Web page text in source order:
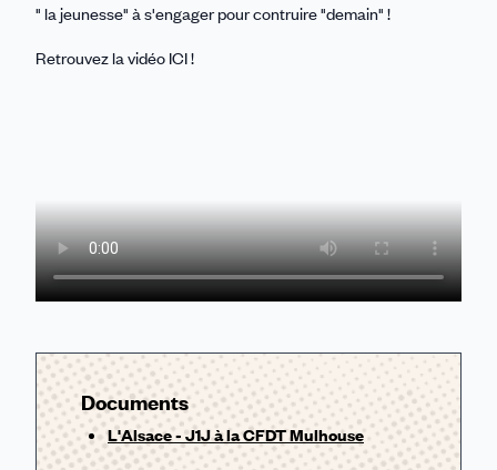
" la jeunesse" à s'engager pour contruire "demain" !
Retrouvez la vidéo ICI !
Documents
L'Alsace - J1J à la CFDT Mulhouse